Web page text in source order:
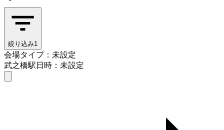
絞り込み1
会場タイプ：未設定
武之橋駅日時：未設定